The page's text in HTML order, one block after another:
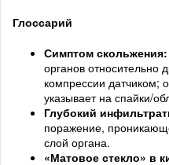
Глоссарий
Симптом скольжения:
органов относительно
компрессии датчиком;
указывает на спайки/
Глубокий
поражение,
слой органа.
«Матовое стекло» в